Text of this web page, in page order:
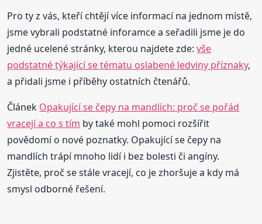
Pro ty z vás, kteří chtějí více informací na jednom místě,
jsme vybrali podstatné inforamce a seřadili jsme je do
jedné ucelené stránky, kterou najdete zde:vše
podstatné týkající se tématu oslabené ledviny příznaky,
a přidali jsme i příběhy ostatních čtenářů.
Článek Opakující se čepy na mandlích: proč se pořád
vracejí a co s tím by také mohl pomoci rozšířit
povědomí o nové poznatky. Opakující se čepy na
mandlích trápí mnoho lidí i bez bolesti či angíny.
Zjistěte, proč se stále vracejí, co je zhoršuje a kdy má
smysl odborné řešení.